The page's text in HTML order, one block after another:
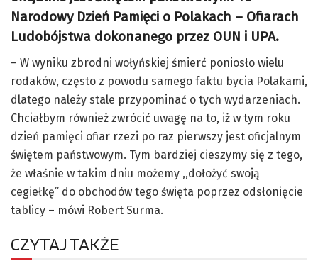
Narodowy Dzień Pamięci o Polakach – Ofiarach
Ludobójstwa dokonanego przez OUN i UPA.
– W wyniku zbrodni wołyńskiej śmierć poniosło wielu
rodaków, często z powodu samego faktu bycia Polakami,
dlatego należy stale przypominać o tych wydarzeniach.
Chciałbym również zwrócić uwagę na to, iż w tym roku
dzień pamięci ofiar rzezi po raz pierwszy jest oficjalnym
świętem państwowym. Tym bardziej cieszymy się z tego,
że właśnie w takim dniu możemy ,,dołożyć swoją
cegiełkę” do obchodów tego święta poprzez odsłonięcie
tablicy – mówi Robert Surma.
CZYTAJ TAKŻE